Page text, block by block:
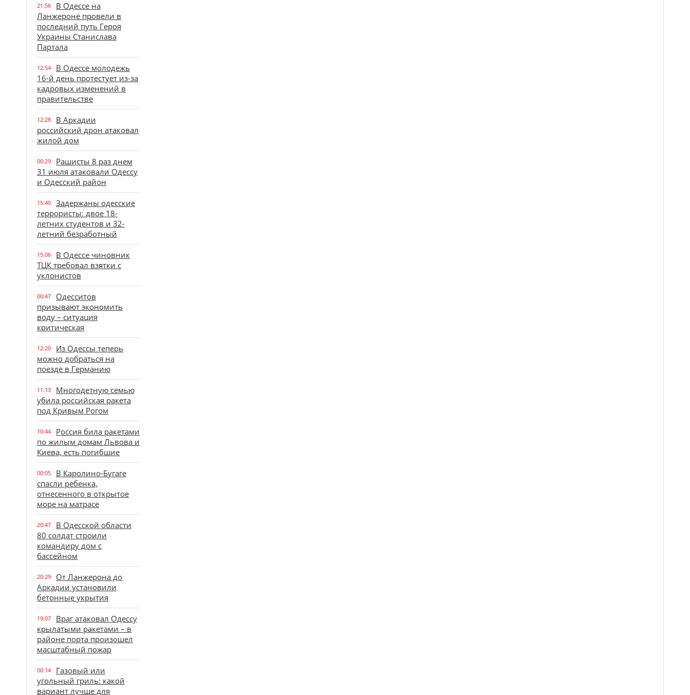
21:56
В Одессе на
Ланжероне провели в
последний путь Героя
Украины Станислава
Партала
12:54
В Одессе молодежь
16-й день протестует из-за
кадровых изменений в
правительстве
12:28
В Аркадии
российский дрон атаковал
жилой дом
00:29
Рашисты 8 раз днем
31 июля атаковали Одессу
и Одесский район
15:40
Задержаны одесские
террористы: двое 18-
летних студентов и 32-
летний безработный
15:06
В Одессе чиновник
ТЦК требовал взятки с
уклонистов
00:47
Одесситов
призывают экономить
воду – ситуация
критическая
12:20
Из Одессы теперь
можно добраться на
поезде в Германию
11:13
Многодетную семью
убила российская ракета
под Кривым Рогом
10:44
Россия била ракетами
по жилым домам Львова и
Киева, есть погибшие
00:05
В Каролино-Бугаге
спасли ребенка,
отнесенного в открытое
море на матрасе
20:47
В Одесской области
80 солдат строили
командиру дом с
бассейном
20:29
От Ланжерона до
Аркадии установили
бетонные укрытия
19:07
Враг атаковал Одессу
крылатыми ракетами – в
районе порта произошел
масштабный пожар
00:14
Газовый или
угольный гриль: какой
вариант лучше для